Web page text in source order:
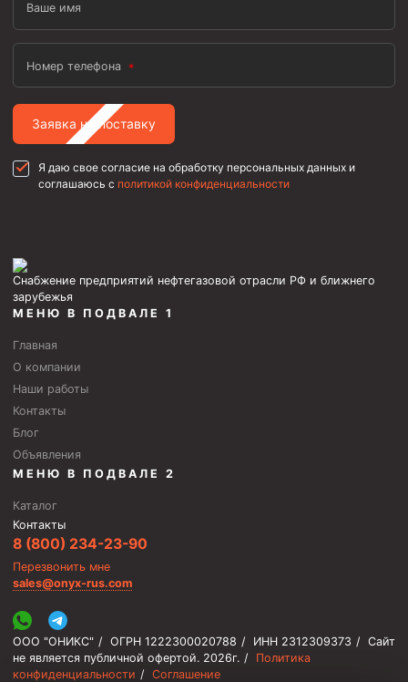
Ваше имя
Номер телефона
Заявка на поставку
Я даю свое согласие на обработку персональных данных и
соглашаюсь с политикой конфиденциальности
Снабжение предприятий нефтегазовой отрасли РФ и ближнего
зарубежья
МЕНЮ В ПОДВАЛЕ 1
Главная
О компании
Наши работы
Контакты
Блог
Объявления
МЕНЮ В ПОДВАЛЕ 2
Каталог
Контакты
8 (800) 234-23-90
Перезвонить мне
sales@onyx-rus.com
ООО "ОНИКС" / ОГРН 1222300020788 / ИНН 2312309373 / Сайт
не является публичной офертой. 2026г. /
Политика
конфиденциальности / Соглашение